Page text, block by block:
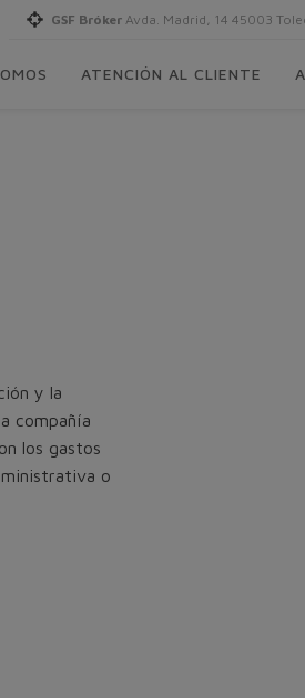
GSF Bróker Avda. Madrid, 14 45003
ATENCIÓN AL CLIENTE
y la
compañía
los gastos
o